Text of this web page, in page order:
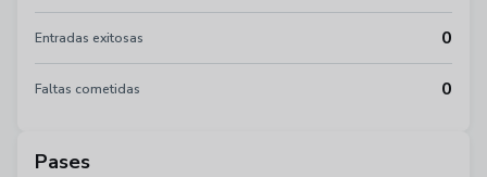
Entradas exitosas 0
Faltas cometidas 0
Pases